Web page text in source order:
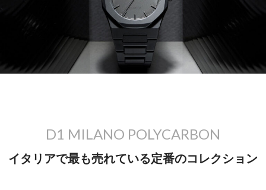
D1 MILANO POLYCARBON
イタリアで最も売れている定番のコレクション